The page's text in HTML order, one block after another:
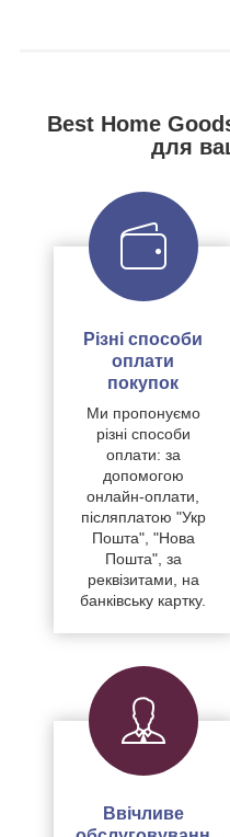
Best Home
для
Різні способи
оплати
покупок
Ми пропонуємо
різні способи
оплати: за
допомогою
онлайн-оплати,
післяплатою "Укр
Пошта", "Нова
Пошта", за
реквізитами, на
банківську картку.
Ввічливе